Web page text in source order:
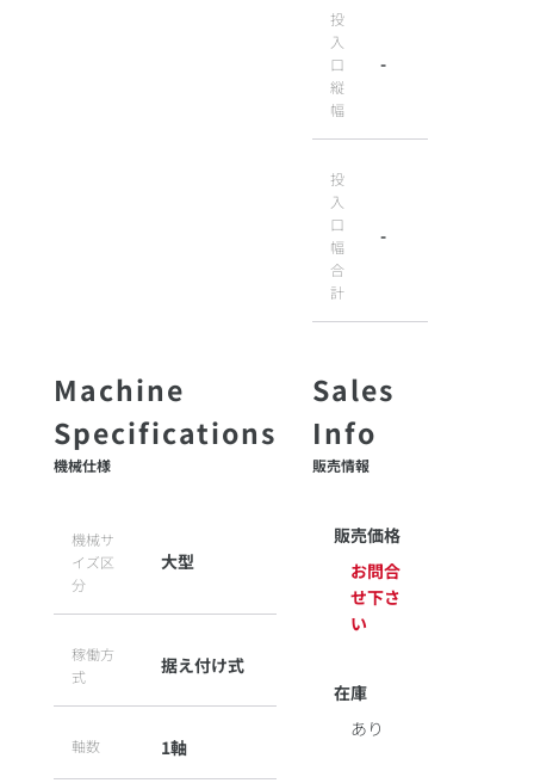
機械仕様
機械サ
イズ区
分
大型
稼働方
式
据え付け式
軸数 1軸
投
入
口
縦
幅
-
投
入
口
幅
合
計
-
販売情報
販売価格
お問合
せ下さ
い
在庫
あり